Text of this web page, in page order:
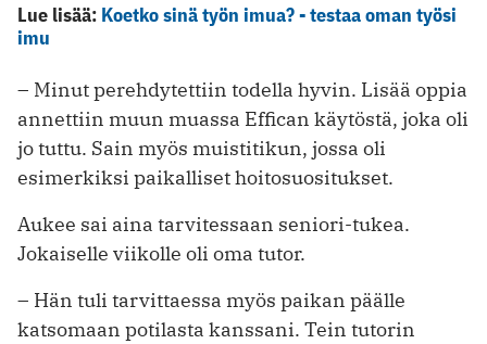
Lue lisää: Koetko sinä työn imua? - testaa oman työsi
imu
– Minut perehdytettiin todella hyvin. Lisää oppia
annettiin muun muassa ­Effican käytöstä, joka oli
jo tuttu. Sain myös muistitikun, jossa oli
esimerkiksi paikalliset hoitosuositukset.
Aukee sai aina tarvitessaan seniori-tukea.
Jokaiselle viikolle oli oma tutor.
– Hän tuli tarvittaessa myös paikan päälle
katsomaan potilasta kanssani. Tein tutorin